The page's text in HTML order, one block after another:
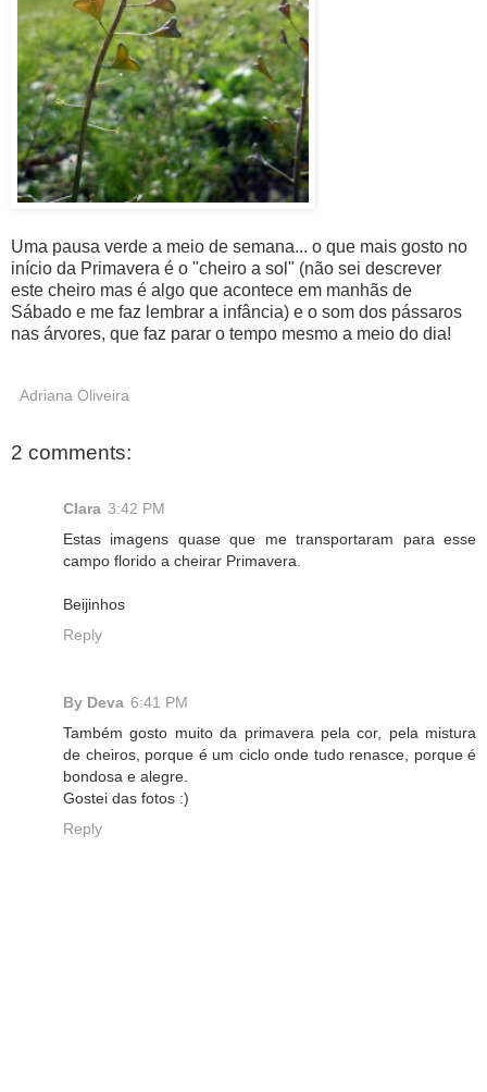
Uma pausa verde a meio de semana... o que mais gosto no
início da Primavera é o "cheiro a sol" (não sei descrever
este cheiro mas é algo que acontece em manhãs de
Sábado e me faz lembrar a infância) e o som dos pássaros
nas árvores, que faz parar o tempo mesmo a meio do dia!
Adriana Oliveira
2 comments:
Clara 3:42 PM
Estas imagens quase que me transportaram para esse
campo florido a cheirar Primavera.
Beijinhos
Reply
By Deva 6:41 PM
Também gosto muito da primavera pela cor, pela mistura
de cheiros, porque é um ciclo onde tudo renasce, porque é
bondosa e alegre.
Gostei das fotos :)
Reply